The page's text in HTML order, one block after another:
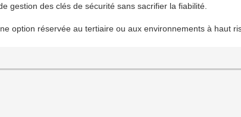
gestion des clés de sécurité sans sacrifier la fiabilité.
option réservée au tertiaire ou aux environnements à haut